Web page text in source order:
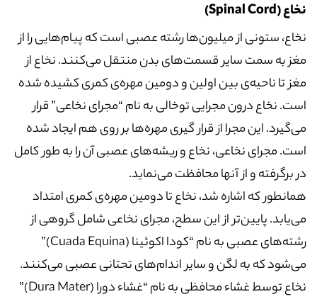
نخاع (Spinal Cord)
نخاع، ستونی از میلیون‌ها رشته عصبی است که پیام‌هایی را از
مغز به سمت سایر قسمت‌های بدن منتقل می‌کنند. نخاع از
مغز تا ناحیه‌ی بین اولین و دومین مهره‌ی کمری کشیده شده
است. نخاع درون مجرایی توخالی به نام “مجرای نخاعی” قرار
می‌گیرد. این مجرا از قرار گیری مهره‌ها بر روی هم ایجاد شده
است. مجرای نخاعی، نخاع و ریشه‌های عصبی آن را به طور کامل
در برگرفته و از آنها محافظت می‌نماید.
همانطور که اشاره شد، نخاع تا دومین مهره‌ی کمری امتداد
می‌یابد. پایین‌تر از این سطح، مجرای نخاعی شامل گروهی از
رشته‌های عصبی به نام “کودا اکوئینا (Cuada Equina)”
می‌شود که به لگن و سایر اندام‌های تحتانی عصبی می‌کنند.
نخاع توسط غشاء محافظی به نام “غشاء دورا (Dura Mater)”